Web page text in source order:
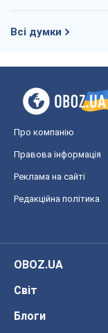
Всі думки
Про компанію
Правова інформація
Реклама на сайті
Редакційна політика
OBOZ.UA
Світ
Блоги